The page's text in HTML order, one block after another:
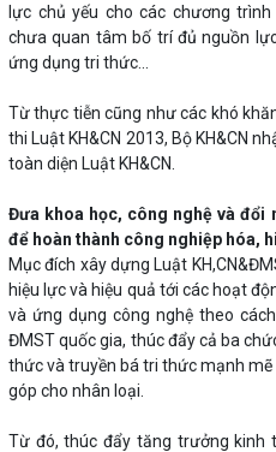
lực chủ yếu cho các chương
chưa quan tâm bố trí đủ nguồn
ứng dụng tri thức...
Từ thực tiễn cũng như các khó
thi Luật KH&CN 2013, Bộ KH&CN
toàn diện Luật KH&CN.
Đưa khoa học, công nghệ và
để hoàn thành công nghiệp hóa,
Mục đích xây dựng Luật
hiệu lực và hiệu quả tới các hoạt
và ứng dụng công nghệ theo
ĐMST quốc gia, thúc đẩy cả ba
thức và truyền bá tri thức mạnh
góp cho nhân loại.
Từ đó, thúc đẩy tăng trưởng kinh